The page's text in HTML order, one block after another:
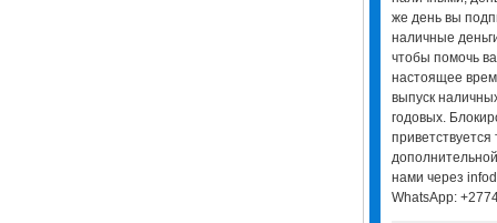
же день вы
наличные
чтобы помочь
настоящее
выпуск
годовых.
нами через
WhatsApp: